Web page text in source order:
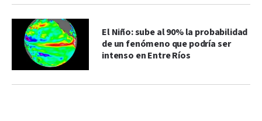
El Niño: sube al 90% la probabilidad
de un fenómeno que podría ser
intenso en Entre Ríos